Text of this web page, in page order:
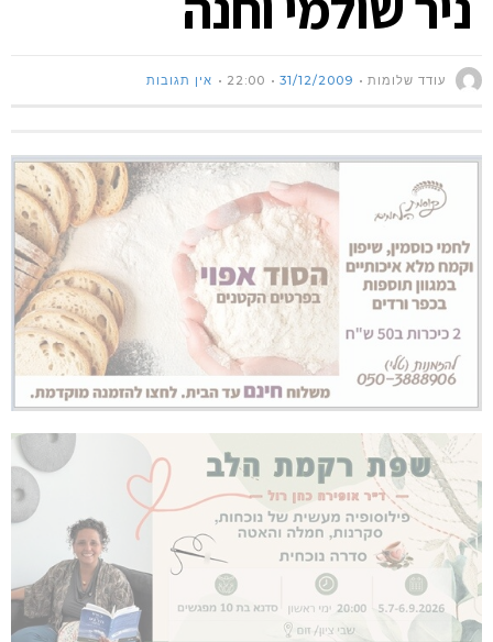
עודד שלומות 31/12/2009
22:00 אין תגובות